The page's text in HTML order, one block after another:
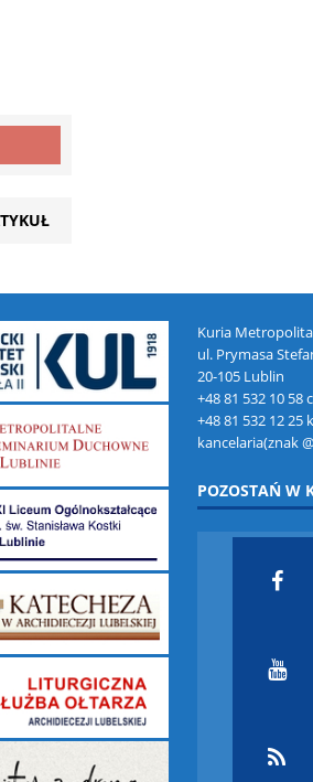
Kuria
ul. Prymasa
20-105 Lublin
+48 81 532 10 58
+48 81 532 12 25
kancelaria(znak
POZOSTAŃ W